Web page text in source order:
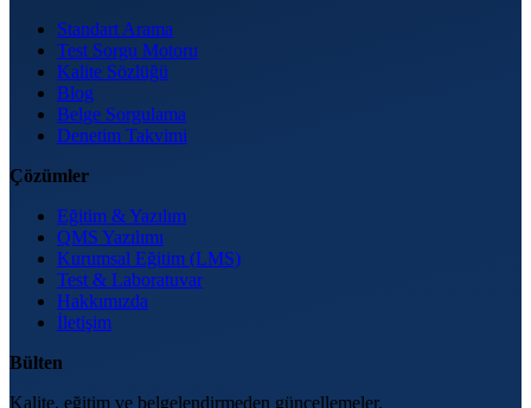
Standart Arama
Test Sorgu Motoru
Kalite Sözlüğü
Blog
Belge Sorgulama
Denetim Takvimi
Çözümler
Eğitim & Yazılım
QMS Yazılımı
Kurumsal Eğitim (LMS)
Test & Laboratuvar
Hakkımızda
İletişim
Bülten
Kalite, eğitim ve belgelendirmeden güncellemeler.